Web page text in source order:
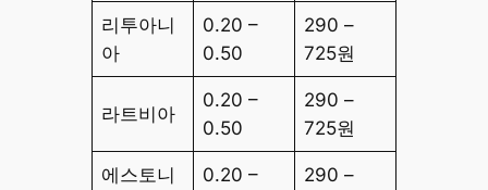
리투아니
아
0.20 –
0.50
290 –
725원
라트비아
0.20 –
0.50
290 –
725원
에스토니
0.20 –
290 –